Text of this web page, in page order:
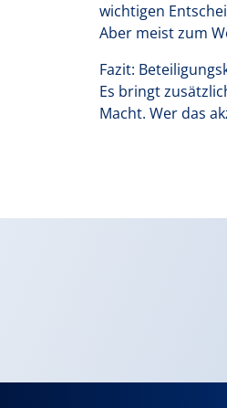
wichtigen
Aber meist zum
Fazit:
Es bringt
Macht. Wer das